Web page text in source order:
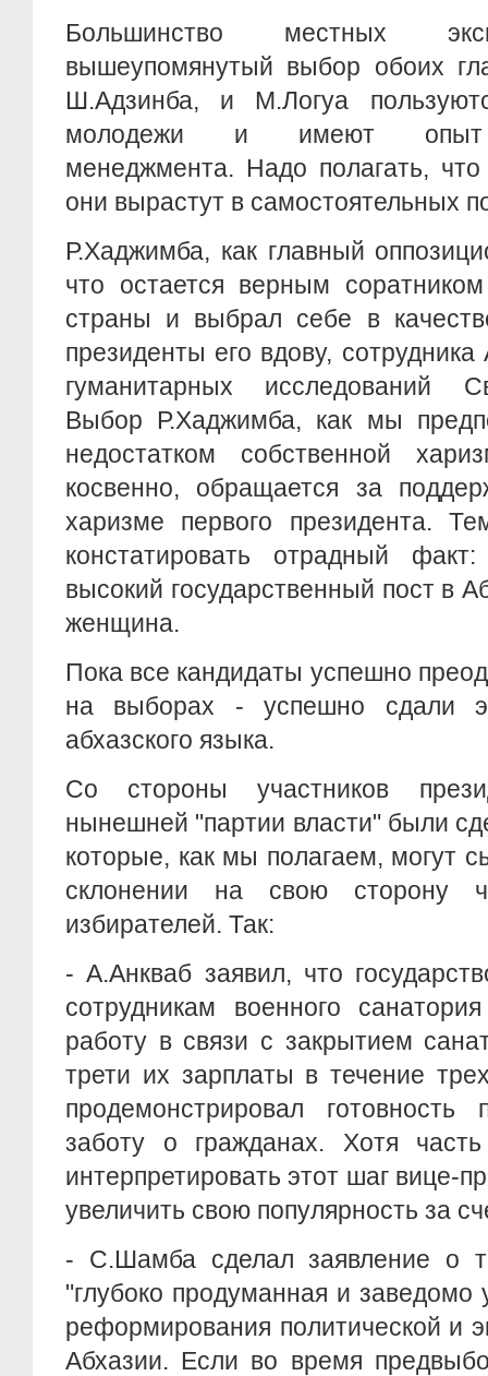
Большинство местных
вышеупомянутый выбор обоих
Ш.Адзинба, и М.Логуа
молодежи и имеют опыт
менеджмента. Надо полагать,
они вырастут в самостоятельных
Р.Хаджимба, как главный
что остается верным
страны и выбрал себе в
президенты его вдову, сотрудника
гуманитарных исследований
Выбор Р.Хаджимба, как мы
недостатком собственной
косвенно, обращается за
харизме первого президента.
констатировать отрадный
высокий государственный пост в
женщина.
Пока все кандидаты успешно
на выборах - успешно сдали
абхазского языка.
Со стороны участников
нынешней "партии власти" были
которые, как мы полагаем, могут
склонении на свою сторону
избирателей. Так:
- А.Анкваб заявил, что
сотрудникам военного
работу в связи с закрытием
трети их зарплаты в течение
продемонстрировал готовность
заботу о гражданах. Хотя
интерпретировать этот шаг вице-
увеличить свою популярность за
- С.Шамба сделал заявление о
"глубоко продуманная и
реформирования политической и
Абхазии. Если во время